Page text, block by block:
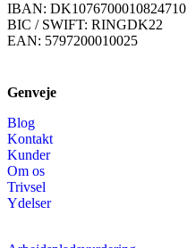
IBAN: DK1076700010824710
BIC / SWIFT: RINGDK22
EAN: 5797200010025
Genveje
Blog
Kontakt
Kunder
Om os
Trivsel
Ydelser